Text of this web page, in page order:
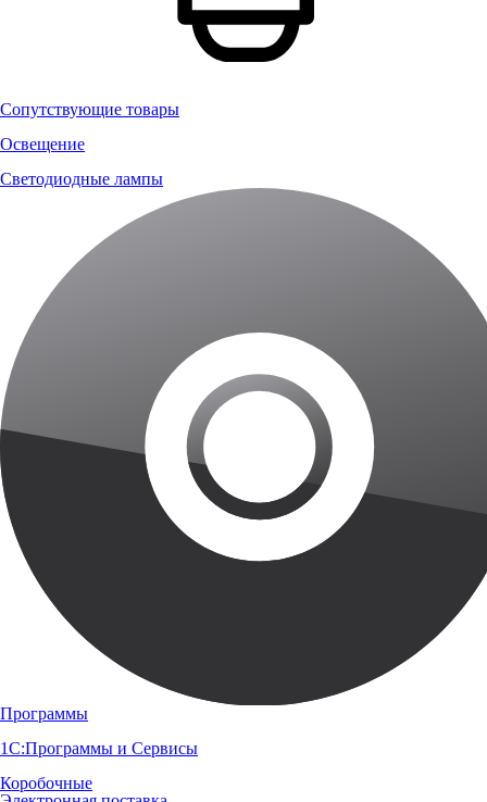
Сопутствующие товары
Освещение
Светодиодные лампы
Программы
1С:Программы и Сервисы
Коробочные